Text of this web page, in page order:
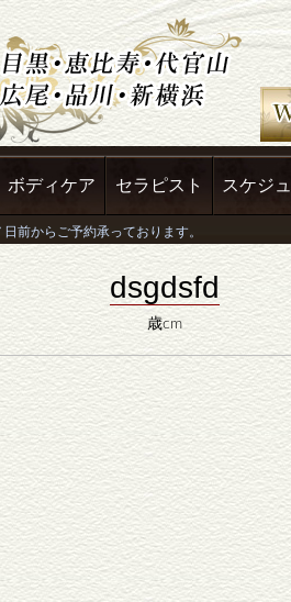
ボディケア セラピスト スケジ
dsgdsfd
歳cm